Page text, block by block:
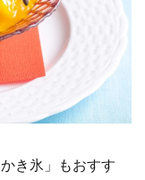
き氷」もおすす